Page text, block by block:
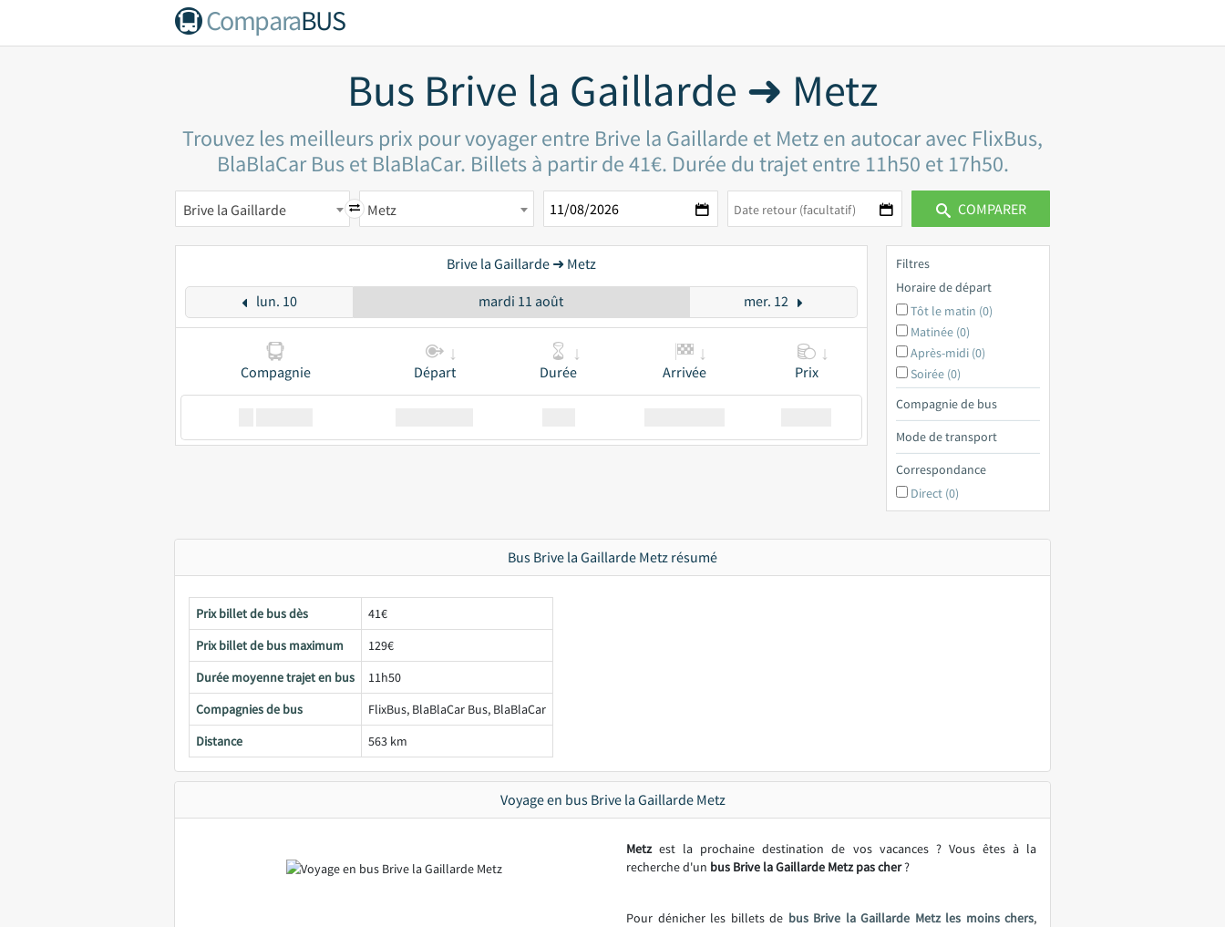
ComparaBUS
Bus Brive la Gaillarde ➜ Metz
Trouvez les meilleurs prix pour voyager entre Brive la Gaillarde et Metz en autocar avec FlixBus,
BlaBlaCar Bus et BlaBlaCar. Billets à partir de 41€. Durée du trajet entre 11h50 et 17h50.
Brive la Gaillarde Metz COMPARER
Brive la Gaillarde ➜ Metz
lun. 10 mardi 11 août mer. 12
Compagnie Départ Durée Arrivée Prix
Filtres
Horaire de départ
Tôt le matin (0)
Matinée (0)
Après-midi (0)
Soirée (0)
Compagnie de bus
Mode de transport
Correspondance
Direct (0)
Bus Brive la Gaillarde Metz résumé
Prix billet de bus dès
41€
Prix billet de bus maximum
129€
Durée moyenne trajet en bus
11h50
Compagnies de bus
FlixBus, BlaBlaCar Bus, BlaBlaCar
Distance
563 km
Voyage en bus Brive la Gaillarde Metz
Metzest la prochaine destination de vos vacances ? Vous êtes à la
recherche d'un bus Brive la Gaillarde Metz pas cher?
Pour dénicher les billets de bus Brive la Gaillarde Metz les moins chers,